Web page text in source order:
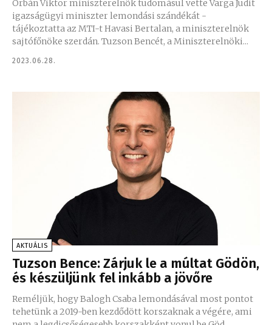
Orbán Viktor miniszterelnök tudomásul vette Varga Judit
igazságügyi miniszter lemondási szándékát -
tájékoztatta az MTI-t Havasi Bertalan, a miniszterelnök
sajtófőnöke szerdán. Tuzson Bencét, a Miniszterelnöki...
2023.06.28.
AKTUÁLIS
Tuzson Bence: Zárjuk le a múltat Gödön,
és készüljünk fel inkább a jövőre
Reméljük, hogy Balogh Csaba lemondásával most pontot
tehetünk a 2019-ben kezdődött korszaknak a végére, ami